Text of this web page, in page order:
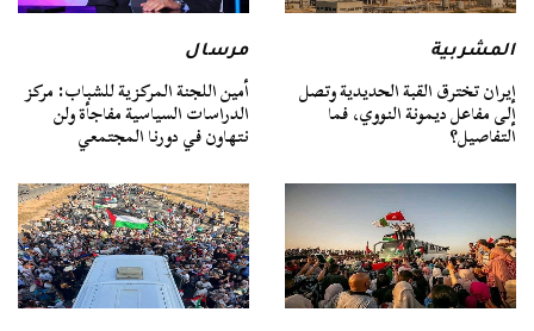
المشربية
إيران تخترق القبة الحديدية وتصل
إلى مفاعل ديمونة النووي، فما
التفاصيل؟
مرسال
أمين اللجنة المركزية للشباب: مركز
الدراسات السياسية مفاجأة ولن
نتهاون في دورنا المجتمعي